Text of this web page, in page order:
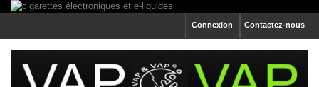
Contactez-nous
Connexion